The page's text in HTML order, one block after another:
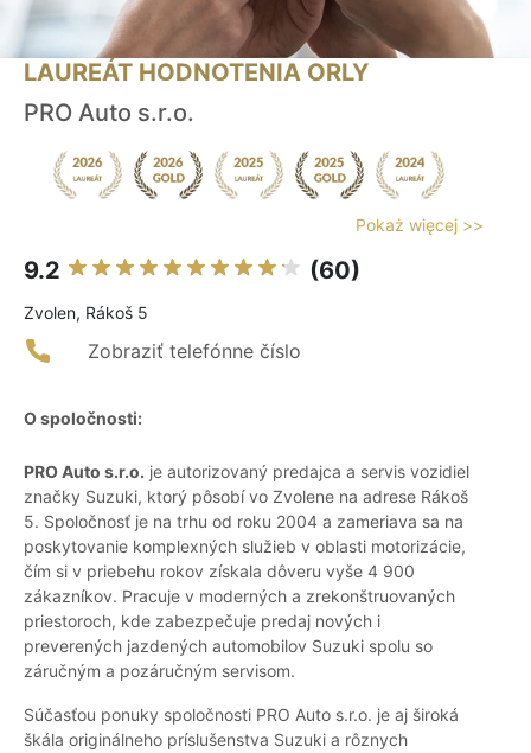
LAUREÁT HODNOTENIA ORLY
PRO Auto s.r.o.
Pokaż więcej >>
9.2 (60)
Zvolen, Rákoš 5
Zobraziť telefónne číslo
O spoločnosti:
PRO Auto s.r.o. je autorizovaný predajca a servis vozidiel
značky Suzuki, ktorý pôsobí vo Zvolene na adrese Rákoš
5. Spoločnosť je na trhu od roku 2004 a zameriava sa na
poskytovanie komplexných služieb v oblasti motorizácie,
čím si v priebehu rokov získala dôveru vyše 4 900
zákazníkov. Pracuje v moderných a zrekonštruovaných
priestoroch, kde zabezpečuje predaj nových i
preverených jazdených automobilov Suzuki spolu so
záručným a pozáručným servisom.
Súčasťou ponuky spoločnosti PRO Auto s.r.o. je aj široká
škála originálneho príslušenstva Suzuki a rôznych